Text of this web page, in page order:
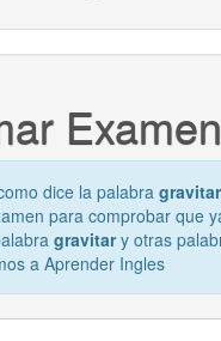
Examen
dice la palabra gravitar
para comprobar que
gravitary otras
a Aprender Ingles